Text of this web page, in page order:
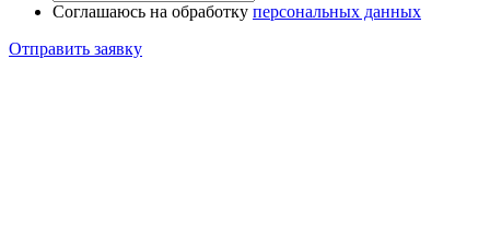
Соглашаюсь на обработку персональных данных
Отправить заявку